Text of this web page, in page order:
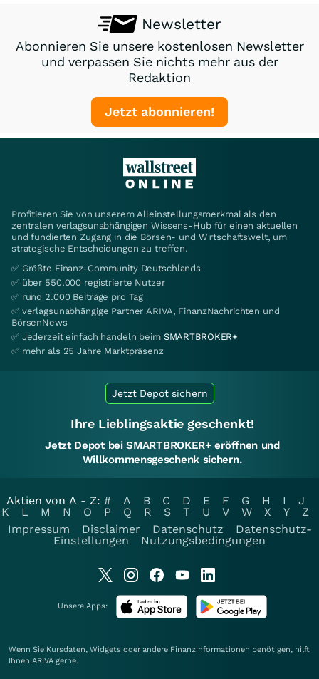
Newsletter
Abonnieren Sie unsere kostenlosen Newsletter
und verpassen Sie nichts mehr aus der
Redaktion
Jetzt abonnieren!
Profitieren Sie von unserem Alleinstellungsmerkmal als den
zentralen verlagsunabhängigen Wissens-Hub für einen aktuellen
und fundierten Zugang in die Börsen- und Wirtschaftswelt, um
strategische Entscheidungen zu treffen.
✅ Größte Finanz-Community Deutschlands
✅ über 550.000 registrierte Nutzer
✅ rund 2.000 Beiträge pro Tag
✅ verlagsunabhängige Partner ARIVA, FinanzNachrichten und
BörsenNews
✅ Jederzeit einfach handeln beim SMARTBROKER+
✅ mehr als 25 Jahre Marktpräsenz
Jetzt Depot sichern
Ihre Lieblingsaktie geschenkt!
Jetzt Depot bei SMARTBROKER+ eröffnen und
Willkommensgeschenk sichern.
Aktien von A - Z: # A B C D E F G H I
J
K
L M N O P Q R S T U V W X Y
Z
Impressum
Disclaimer Datenschutz
Datenschutz-
Einstellungen
Nutzungsbedingungen
Unsere Apps:
Wenn Sie Kursdaten, Widgets oder andere Finanzinformationen benötigen, hilft
Ihnen ARIVA gerne.